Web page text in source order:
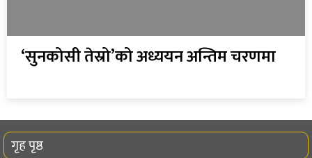
‘सुनकोसी तेस्रो’को अध्ययन अन्तिम चरणमा
गृह पृष्ठ